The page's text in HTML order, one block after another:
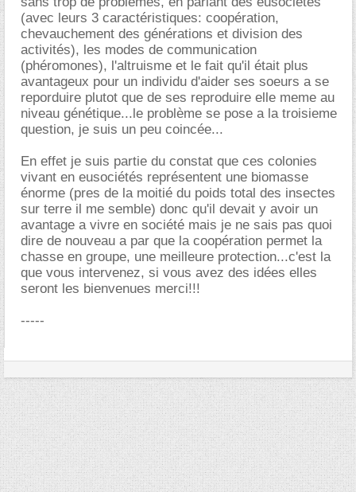
(avec leurs 3 caractéristiques: coopération,
chevauchement des générations et division des
activités), les modes de communication
(phéromones), l'altruisme et le fait qu'il était plus
avantageux pour un individu d'aider ses soeurs a se
reporduire plutot que de ses reproduire elle meme au
niveau génétique...le problème se pose a la troisieme
question, je suis un peu coincée...
En effet je suis partie du constat que ces colonies
vivant en eusociétés représentent une biomasse
énorme (pres de la moitié du poids total des insectes
sur terre il me semble) donc qu'il devait y avoir un
avantage a vivre en société mais je ne sais pas quoi
dire de nouveau a par que la coopération permet la
chasse en groupe, une meilleure protection...c'est la
que vous intervenez, si vous avez des idées elles
seront les bienvenues merci!!!
-----